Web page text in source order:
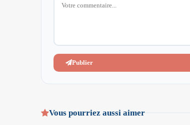
Publier
Vous pourriez aussi aimer